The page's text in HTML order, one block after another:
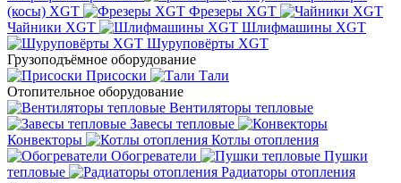
(косы) XGT
Фрезеры XGT
Чайники XGT
Шлифмашины XGT
Шуруповёрты XGT
Грузоподъёмное оборудование
Присоски
Тали
Отопительное оборудование
Вентиляторы тепловые
Завесы тепловые
Конвекторы
Котлы отопления
Обогреватели
Пушки
тепловые
Радиаторы отопления